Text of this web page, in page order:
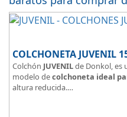
COLCHONETA JUVENIL
Colchón JUVENILde Donkol, es
modelo decolchoneta ideal
altura reducida.